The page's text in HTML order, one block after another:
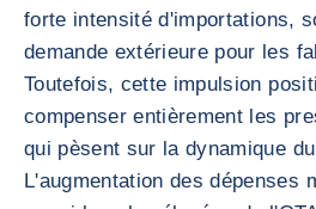
forte intensité d'importations,
demande extérieure pour les
Toutefois, cette impulsion
compenser entièrement les
qui pèsent sur la dynamique
L'augmentation des dépenses